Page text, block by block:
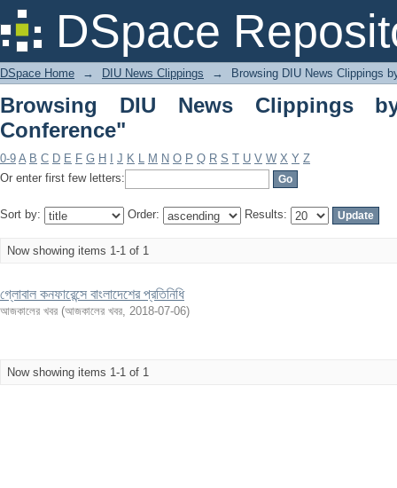
DSpace
Browsing DIU News Clippings by
DSpace Home → DIU News Clippings → Browsing DIU News Clippings
Browsing DIU News Clippings
Conference"
0-9 A B C D E F G H J K L M N O P Q R S T U V W X Y Z
Or enter first few letters:
Sort by: Order: Results:
Now showing items 1-1 of 1
গ্লোবাল কনফারেন্সে বাংলাদেশের প্রতিনিধি
আজকালের খবর (আজকালের খবর, 2018-07-06)
Now showing items 1-1 of 1